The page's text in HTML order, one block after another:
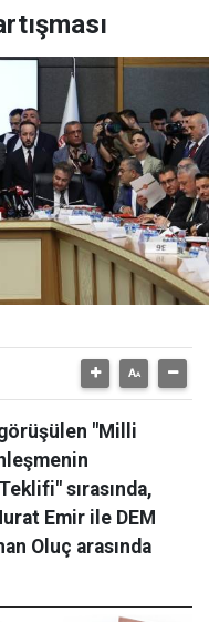
"Milli
sırasında,
Emir ile DEM
Oluç arasında